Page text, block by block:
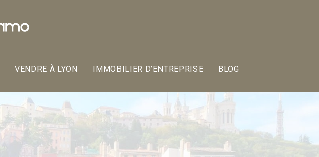
VENDRE À LYON IMMOBILIER D’ENTREPRISE BLOG